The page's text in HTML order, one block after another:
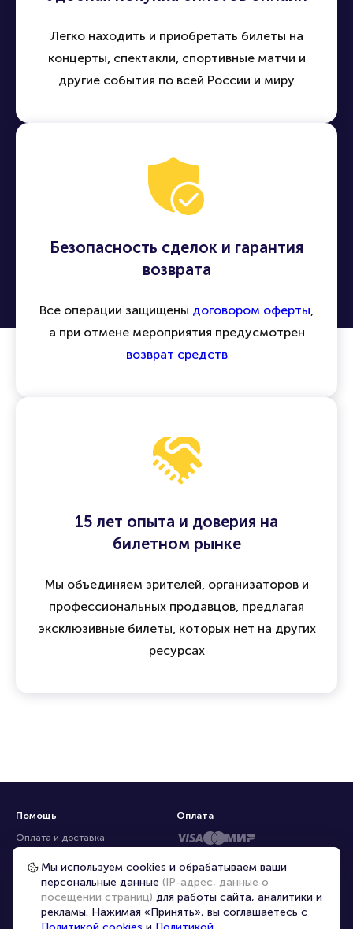
Легко находить и приобретать билеты на
концерты, спектакли, спортивные матчи и
другие события по всей России и миру
Безопасность сделок и гарантия
возврата
Все операции защищены договором оферты,
а при отмене мероприятия предусмотрен
возврат средств
15 лет опыта и доверия на
билетном рынке
Мы объединяем зрителей, организаторов и
профессиональных продавцов, предлагая
эксклюзивные билеты, которых нет на других
ресурсах
Помощь
Оплата и доставка
Частые вопросы
Перепродажа билетов
Организаторам
Корпоративным клиентам
Оплата
Мы используем cookies и обрабатываем ваши
персональные данные (IP-адрес, данные о
посещении страниц) для работы сайта, аналитики и
рекламы. Нажимая «Принять», вы соглашаетесь с